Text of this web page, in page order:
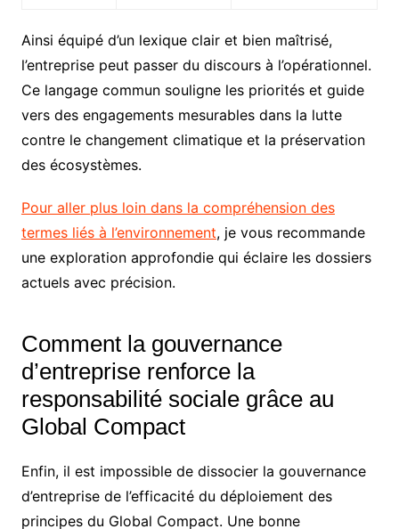
Ainsi équipé d’un lexique clair et bien maîtrisé,
l’entreprise peut passer du discours à l’opérationnel.
Ce langage commun souligne les priorités et guide
vers des engagements mesurables dans la lutte
contre le changement climatique et la préservation
des écosystèmes.
Pour aller plus loin dans la compréhension des
termes liés à l’environnement, je vous recommande
une exploration approfondie qui éclaire les dossiers
actuels avec précision.
Comment la gouvernance
d’entreprise renforce la
responsabilité sociale grâce au
Global Compact
Enfin, il est impossible de dissocier la gouvernance
d’entreprise de l’efficacité du déploiement des
principes du Global Compact. Une bonne